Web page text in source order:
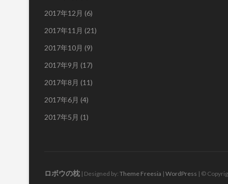
2017年12月 (6)
2017年11月 (21)
2017年10月 (9)
2017年9月 (17)
2017年8月 (11)
2017年6月 (4)
2017年5月 (1)
ロボウの枕 | Designed by: Theme Freesia | WordPress | ©